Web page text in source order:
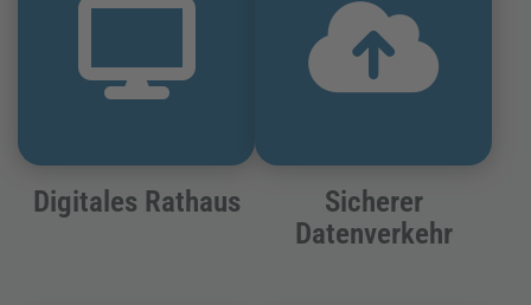
Digitales Rathaus
Sicherer
Datenverkehr